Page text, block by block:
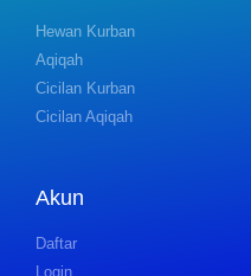
Hewan Kurban
Aqiqah
Cicilan Kurban
Cicilan Aqiqah
Akun
Daftar
Login